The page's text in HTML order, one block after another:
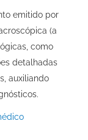
emitido por
(a
como
detalhadas
auxiliando